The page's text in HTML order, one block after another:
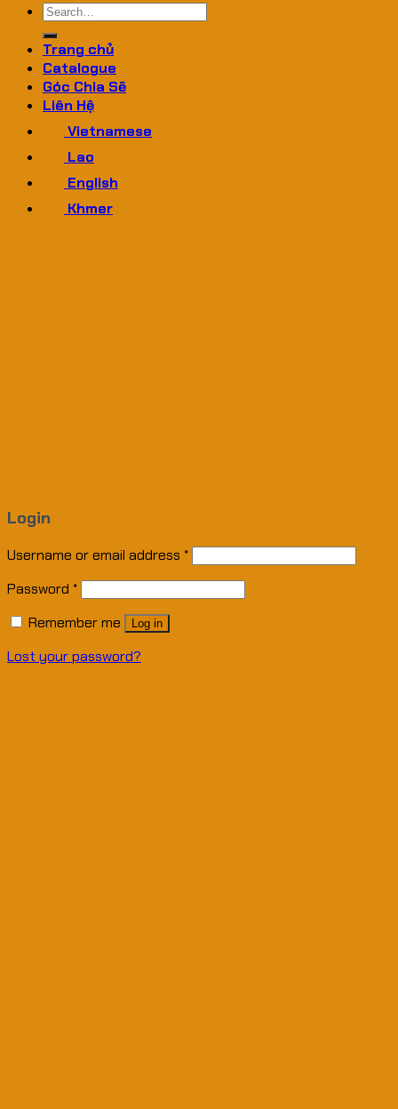
Search
for:
Trang chủ
Catalogue
Góc Chia Sẽ
Liên Hệ
Vietnamese
Lao
English
Khmer
Login
Username or email address *
Password *
Remember me
Log in
Lost your password?